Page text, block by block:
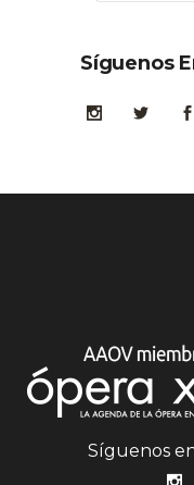
Síguenos
Síguenos